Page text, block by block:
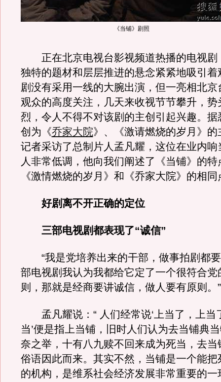
《当铺》剧照
正在北京电视台影视频道热播的电视剧
独特的题材和层层推进的悬念紧紧地吸引着
剧没有采用一线的大腕出演，但一亮相北京
观众的高度关注，几天来收视节节攀升，势
烈，令人不得不对该剧的主创引起兴趣。据
创为《乔家大院》、《激请燃烧的岁月》的
记者采访了总制片人孟凡耀，这位在业内响
人非常低调，他向我们阐述了《当铺》的
《激情燃烧的岁月》和《乔家大院》的相
好剧离不开正确的定位
三部电视剧都表现了“诚信”
“我是党培养出来的干部，做事拍剧都
部电视剧我认为我都给它定了一个很符合党
则，那就是经商要讲诚信，做人要有原则。”
孟凡耀说：“ 人们经常说‘上当了，上当
当’便是指上当铺，旧时人们认为去当铺典
奈之举，十有八九赎不回来成为死当，去当
俗语因此而来。其实不然，当铺是一个能把
的机构，是维系社会经济发展非常重要的一